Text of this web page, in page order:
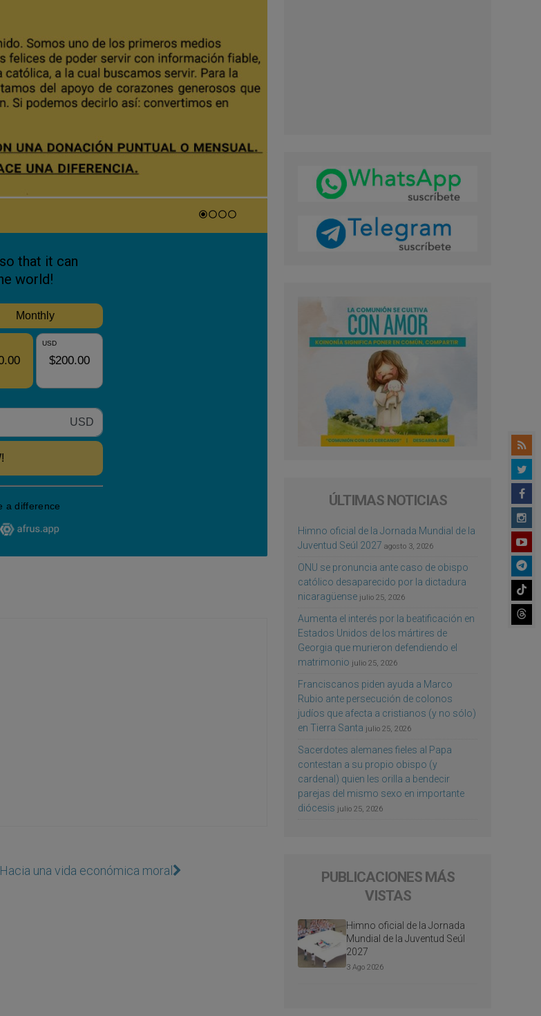
Hacia una vida económica moral
ÚLTIMAS NOTICIAS
Himno oficial de la Jornada Mundial de la
Juventud Seúl 2027 agosto 3, 2026
ONU se pronuncia ante caso de obispo
católico desaparecido por la dictadura
nicaragüense julio 25, 2026
Aumenta el interés por la beatificación en
Estados Unidos de los mártires de
Georgia que murieron defendiendo el
matrimonio julio 25, 2026
Franciscanos piden ayuda a Marco
Rubio ante persecución de colonos
judíos que afecta a cristianos (y no sólo)
en Tierra Santa julio 25, 2026
Sacerdotes alemanes fieles al Papa
contestan a su propio obispo (y
cardenal) quien les orilla a bendecir
parejas del mismo sexo en importante
diócesis julio 25, 2026
PUBLICACIONES MÁS
VISTAS
Himno oficial de la Jornada
Mundial de la Juventud Seúl
2027
3 Ago 2026